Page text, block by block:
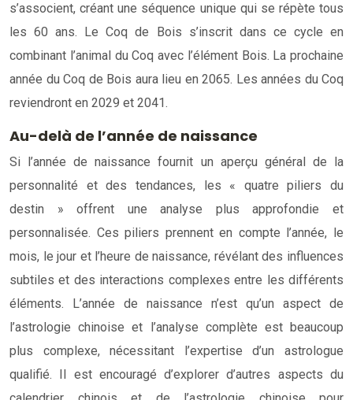
s’associent, créant une séquence unique qui se répète tous
les 60 ans. Le Coq de Bois s’inscrit dans ce cycle en
combinant l’animal du Coq avec l’élément Bois. La prochaine
année du Coq de Bois aura lieu en 2065. Les années du Coq
reviendront en 2029 et 2041.
Au-delà de l’année de naissance
Si l’année de naissance fournit un aperçu général de la
personnalité et des tendances, les « quatre piliers du
destin » offrent une analyse plus approfondie et
personnalisée. Ces piliers prennent en compte l’année, le
mois, le jour et l’heure de naissance, révélant des influences
subtiles et des interactions complexes entre les différents
éléments. L’année de naissance n’est qu’un aspect de
l’astrologie chinoise et l’analyse complète est beaucoup
plus complexe, nécessitant l’expertise d’un astrologue
qualifié. Il est encouragé d’explorer d’autres aspects du